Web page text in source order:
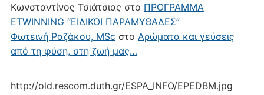
Κωνσταντίνος Τσιάτσιας στο ΠΡΟΓΡΑΜΜΑ
ETWINNING “ΕΙΔΙΚΟΙ ΠΑΡΑΜΥΘΑΔΕΣ”
Φωτεινή Ραζάκου, MSc στο Αρώματα και γεύσεις
από τη φύση, στη ζωή μας…
http://old.rescom.duth.gr/ESPA_INFO/EPEDBM.jpg